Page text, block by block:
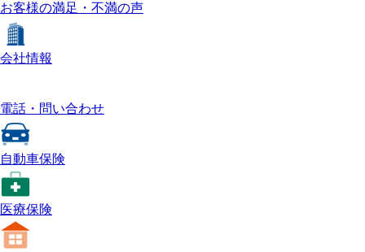
お客様の満足・不満の声
会社情報
電話・問い合わせ
自動車保険
医療保険